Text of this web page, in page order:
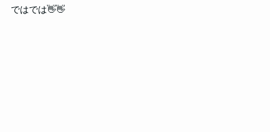
ではでは👋👋